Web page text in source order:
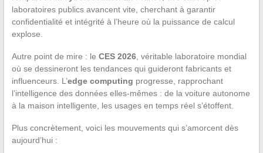
laboratoires publics avancent vite, cherchant à garantir
confidentialité et intégrité à l’heure où la puissance de calcul
explose.
Autre point de mire : le CES 2026, véritable laboratoire mondial
où se dessineront les tendances qui guideront fabricants et
influenceurs. L’edge computing progresse, rapprochant
l’intelligence des données elles-mêmes : de la voiture autonome
à la maison intelligente, les usages en temps réel s’étoffent.
Plus concrètement, voici les mouvements qui s’amorcent dès
aujourd’hui :